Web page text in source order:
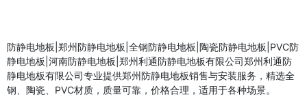
防静电地板|郑州防静电地板|全钢防静电地板|陶瓷防静电地板|PVC防
静电地板|河南防静电地板|郑州利通防静电地板有限公司郑州利通防
静电地板有限公司专业提供郑州防静电地板销售与安装服务，精选全
钢、陶瓷、PVC材质，质量可靠，价格合理，适用于各种场景。